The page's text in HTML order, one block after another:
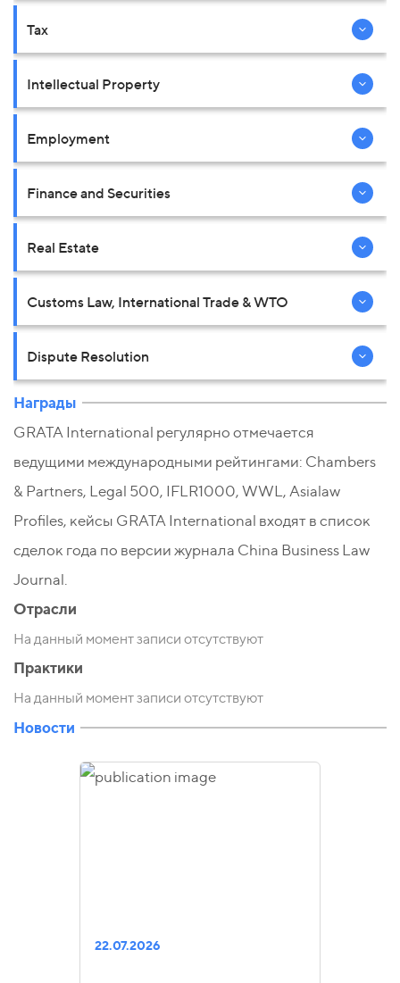
Tax
Intellectual Property
Employment
Finance and Securities
Real Estate
Customs Law, International Trade & WTO
Dispute Resolution
Награды
GRATA International регулярно отмечается
ведущими международными рейтингами: Chambers
& Partners, Legal 500, IFLR1000, WWL, Asialaw
Profiles, кейсы GRATA International входят в список
сделок года по версии журнала China Business Law
Journal.
Отрасли
На данный момент записи отсутствуют
Практики
На данный момент записи отсутствуют
Новости
22.07.2026